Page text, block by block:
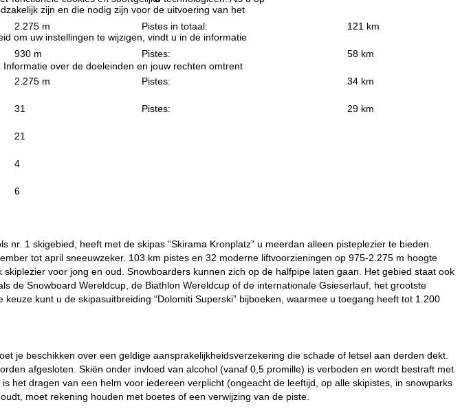
zijn en die nodig zijn voor de uitvoering van het
om uw instellingen te wijzigen, vindt u in de informatie
Informatie over de doeleinden en jouw rechten omtrent
2.275 m Pistes in totaal: 121 km
930 m Pistes: 58 km
2.275 m Pistes: 34 km
31 Pistes: 29 km
21
4
6
nr. 1 skigebied, heeft met de skipas “Skirama Kronplatz” u meerdan alleen pisteplezier te bieden.
tot april sneeuwzeker. 103 km pistes en 32 moderne liftvoorzieningen op 975-2.275 m hoogte
voor jong en oud. Snowboarders kunnen zich op de halfpipe laten gaan. Het gebied staat ook
de Snowboard Wereldcup, de Biathlon Wereldcup of de internationale Gsieserlauf, het grootste
kunt u de skipasuitbreiding “Dolomiti Superski” bijboeken, waarmee u toegang heeft tot 1.200
je beschikken over een geldige aansprakelijkheidsverzekering die schade of letsel aan derden dekt.
afgesloten. Skiën onder invloed van alcohol (vanaf 0,5 promille) is verboden en wordt bestraft met
het dragen van een helm voor iedereen verplicht (ongeacht de leeftijd, op alle skipistes, in snowparks
moet rekening houden met boetes of een verwijzing van de piste.